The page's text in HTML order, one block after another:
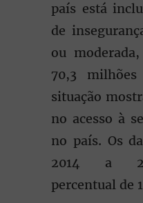
país está
de
ou
70,3
situação
no acesso à
no país. Os
2014 a
percentual de